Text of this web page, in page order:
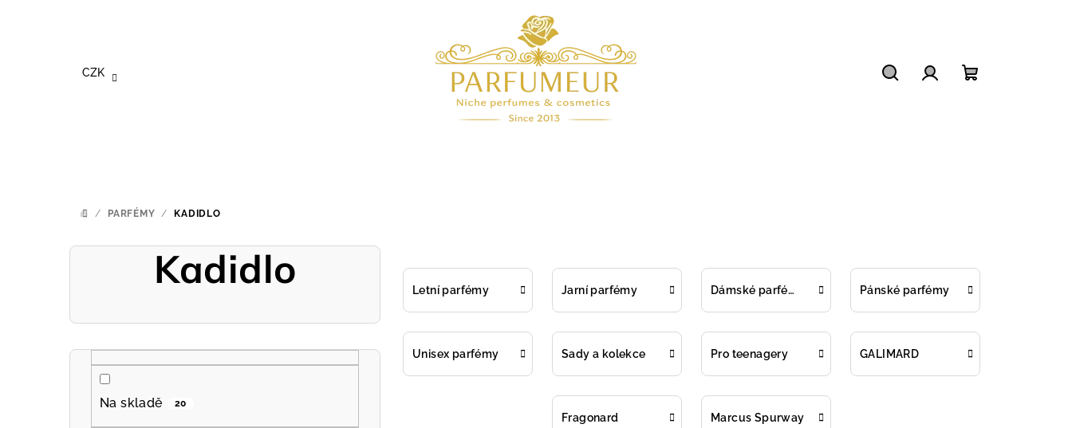
CZK
DOMŮ
/ PARFÉMY / KADIDLO
Kadidlo
P
Na skladě 20
Letní parfémy Jarní parfémy Dámské parfémy Pánské parfémy
Unisex parfémy Sady a kolekce Pro teenagery GALIMARD
Fragonard Marcus Spurway